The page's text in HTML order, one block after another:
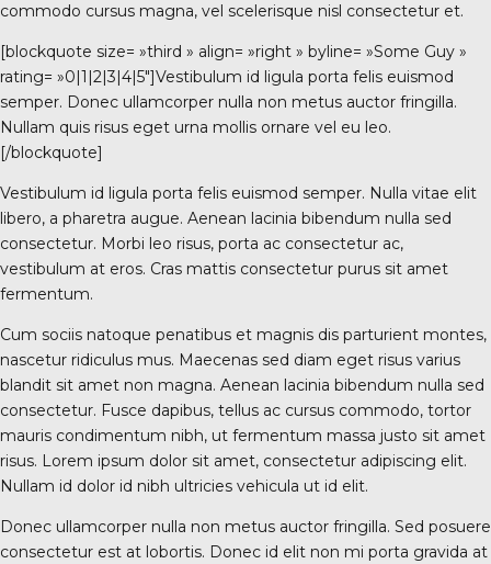
commodo cursus magna, vel scelerisque nisl consectetur et.
[blockquote size= »third » align= »right » byline= »Some Guy »
rating= »0|1|2|3|4|5″]Vestibulum id ligula porta felis euismod
semper. Donec ullamcorper nulla non metus auctor fringilla.
Nullam quis risus eget urna mollis ornare vel eu leo.
[/blockquote]
Vestibulum id ligula porta felis euismod semper. Nulla vitae elit
libero, a pharetra augue. Aenean lacinia bibendum nulla sed
consectetur. Morbi leo risus, porta ac consectetur ac,
vestibulum at eros. Cras mattis consectetur purus sit amet
fermentum.
Cum sociis natoque penatibus et magnis dis parturient montes,
nascetur ridiculus mus. Maecenas sed diam eget risus varius
blandit sit amet non magna. Aenean lacinia bibendum nulla sed
consectetur. Fusce dapibus, tellus ac cursus commodo, tortor
mauris condimentum nibh, ut fermentum massa justo sit amet
risus. Lorem ipsum dolor sit amet, consectetur adipiscing elit.
Nullam id dolor id nibh ultricies vehicula ut id elit.
Donec ullamcorper nulla non metus auctor fringilla. Sed posuere
consectetur est at lobortis. Donec id elit non mi porta gravida at